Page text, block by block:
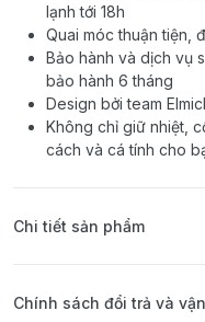
lạnh tới 18h
Quai móc thuận tiện,
Bảo hành và dịch vụ
bảo hành 6 tháng
Design bởi team
Không chỉ giữ nhiệt,
cách và cá tính cho
Chi tiết sản phẩm
Chính sách đổi trả và